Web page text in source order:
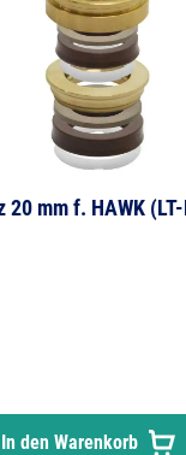
mm f. HAWK
In den Warenkorb